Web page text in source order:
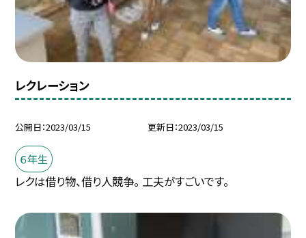
レクレーション
公開日 2023/03/15 更新日 2023/03/15
６年生
レクは借り物、借り人競争。 工夫がすごいです。